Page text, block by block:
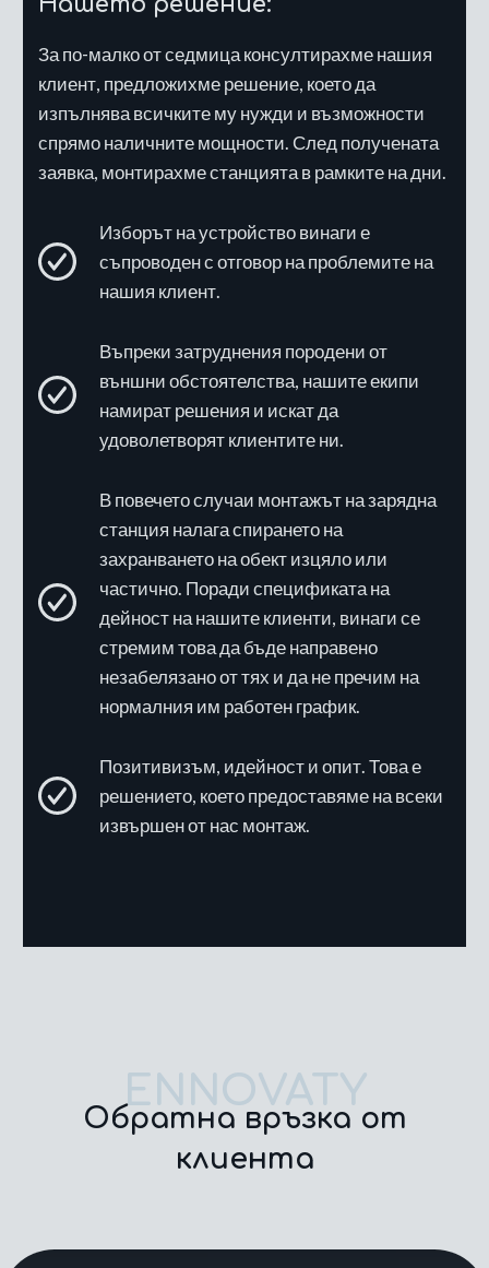
За по-малко от седмица консултирахме нашия
клиент, предложихме решение, което да
изпълнява всичките му нужди и възможности
спрямо наличните мощности. След получената
заявка, монтирахме станцията в рамките на дни.
Изборът на устройство винаги е
съпроводен с отговор на проблемите на
нашия клиент.
Въпреки затруднения породени от
външни обстоятелства, нашите екипи
намират решения и искат да
удоволетворят клиентите ни.
В повечето случаи монтажът на зарядна
станция налага спирането на
захранването на обект изцяло или
частично. Поради спецификата на
дейност на нашите клиенти, винаги се
стремим това да бъде направено
незабелязано от тях и да не пречим на
нормалния им работен график.
Позитивизъм, идейност и опит. Това е
решението, което предоставяме на всеки
извършен от нас монтаж.
ENNOVATY
Обратна връзка от
клиента